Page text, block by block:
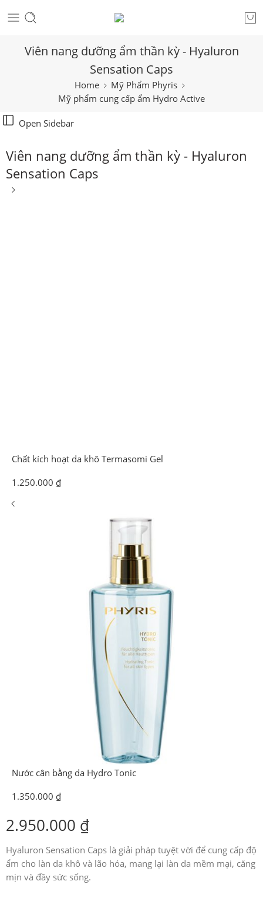
Viên nang dưỡng ẩm thần kỳ - Hyaluron
Sensation Caps
Home
Mỹ Phẩm Phyris
Mỹ phẩm cung cấp ẩm Hydro Active
Open Sidebar
Viên nang dưỡng ẩm thần kỳ - Hyaluron
Sensation Caps
Chất kích hoạt da khô Termasomi Gel
1.250.000 ₫
Nước cân bằng da Hydro Tonic
1.350.000 ₫
2.950.000 ₫
Hyaluron Sensation Caps là giải pháp tuyệt vời để cung cấp độ
ẩm cho làn da khô và lão hóa, mang lại làn da mềm mại, căng
mịn và đầy sức sống.